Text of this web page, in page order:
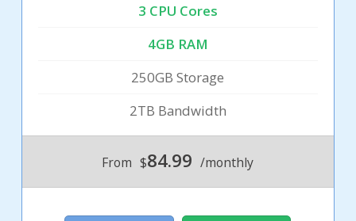
3 CPU Cores
4GB RAM
250GB Storage
2TB Bandwidth
From $84.99 /monthly